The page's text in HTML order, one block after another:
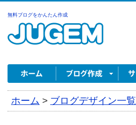
無料ブログをかんたん作成
ホーム > ブログデザイン一覧